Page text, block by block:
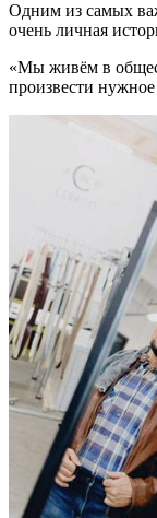
Одним из самых
очень личная
«Мы живём в
произвести